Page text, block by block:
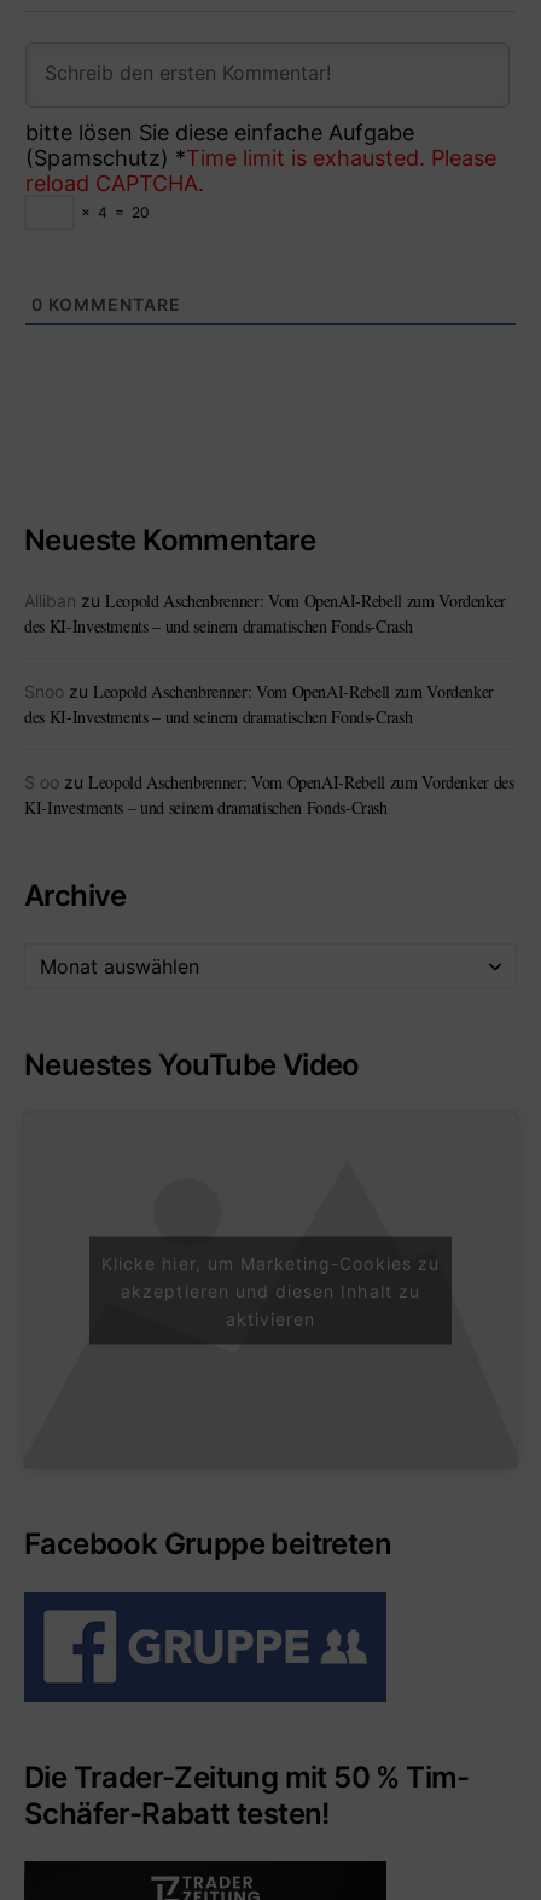
bitte lösen Sie diese einfache Aufgabe
(Spamschutz) *Time limit is exhausted. Please
reload CAPTCHA.
× 4 = 20
0 KOMMENTARE
Neueste Kommentare
Alliban zu Leopold Aschenbrenner: Vom OpenAI-Rebell zum Vordenker
des KI-Investments – und seinem dramatischen Fonds-Crash
Snoo zu Leopold Aschenbrenner: Vom OpenAI-Rebell zum Vordenker
des KI-Investments – und seinem dramatischen Fonds-Crash
S oo zu Leopold Aschenbrenner: Vom OpenAI-Rebell zum Vordenker des
KI-Investments – und seinem dramatischen Fonds-Crash
Archive
Neuestes YouTube Video
Klicke hier, um Marketing-Cookies zu
akzeptieren und diesen Inhalt zu
aktivieren
Facebook Gruppe beitreten
Die Trader-Zeitung mit 50 % Tim-
Schäfer-Rabatt testen!